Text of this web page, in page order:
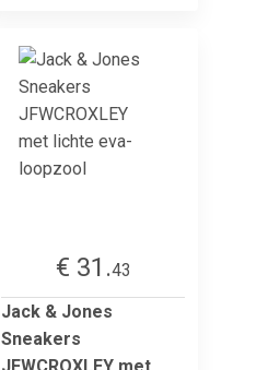
€ 31.43
Jack & Jones
Sneakers